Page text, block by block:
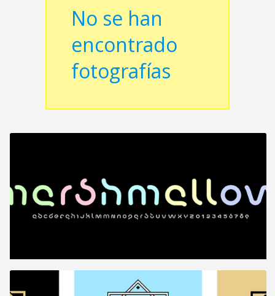
No se han
encontrado
fotografías